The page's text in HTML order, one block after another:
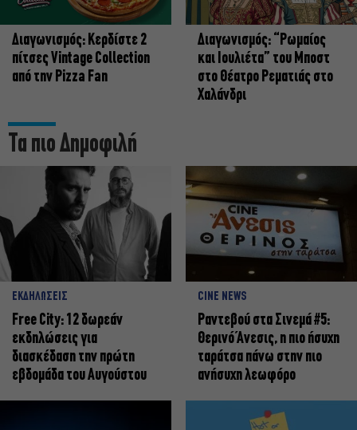
Διαγωνισμός: Κερδίστε 2
πίτσες Vintage Collection
από την Pizza Fan
Διαγωνισμός: “Ρωμαίος
και Ιουλιέτα” του Μποστ
στο Θέατρο Ρεματιάς στο
Χαλάνδρι
Τα πιο Δημοφιλή
ΕΚΔΗΛΩΣΕΙΣ
Free City: 12 δωρεάν
εκδηλώσεις για
διασκέδαση την πρώτη
εβδομάδα του Αυγούστου
CINE NEWS
Ραντεβού στα Σινεμά #5:
Θερινό Άνεσις, η πιο ήσυχη
ταράτσα πάνω στην πιο
ανήσυχη λεωφόρο